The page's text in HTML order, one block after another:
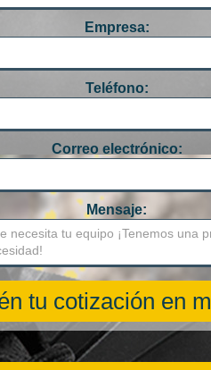
Empresa:
Teléfono:
Correo electrónico:
Mensaje: